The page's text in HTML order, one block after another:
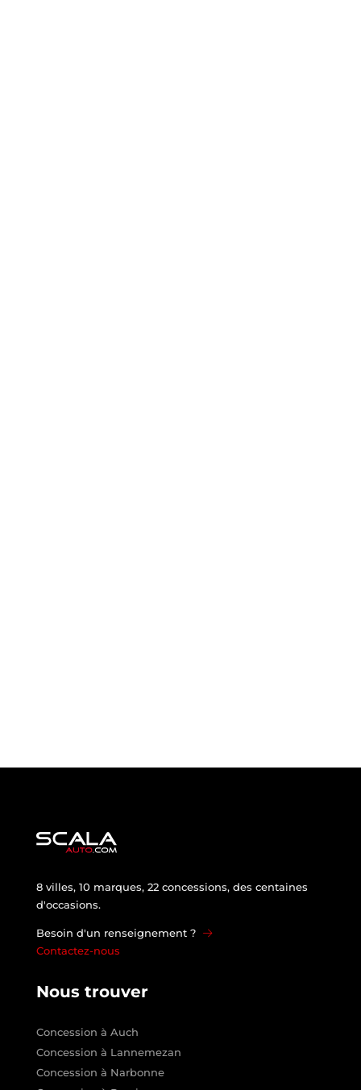
8 villes, 10 marques, 22 concessions, des centaines
d'occasions.
Besoin d'un renseignement ?
Contactez-nous
Nous trouver
Concession à Auch
Concession à Lannemezan
Concession à Narbonne